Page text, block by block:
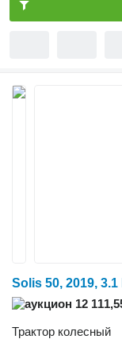
Solis 50, 2019,
12
Трактор колесный